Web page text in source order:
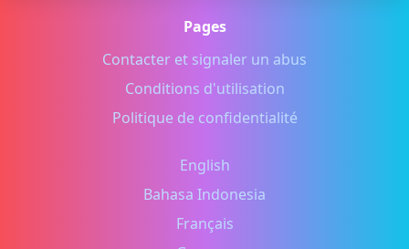
Pages
Contacter et signaler un abus
Conditions d'utilisation
Politique de confidentialité
English
Bahasa Indonesia
Français